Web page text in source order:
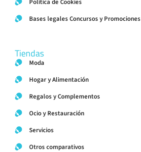
Política de Cookies
Bases legales Concursos y Promociones
Tiendas
Moda
Hogar y Alimentación
Regalos y Complementos
Ocio y Restauración
Servicios
Otros comparativos